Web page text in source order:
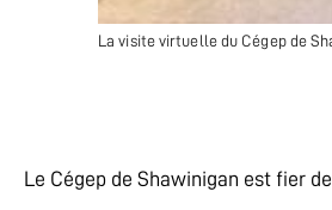
La visite virtuelle du Cégep de
Le Cégep de Shawinigan est fier